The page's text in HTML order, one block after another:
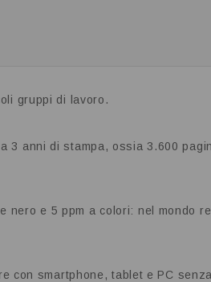
gruppi di lavoro.
3 anni di stampa, ossia 3.600
nero e 5 ppm a colori: nel mondo
con smartphone, tablet e PC